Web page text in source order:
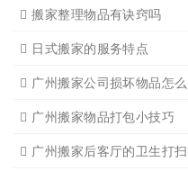
广州搬家怎样选择吉日
怎样选择广州搬家公司靠谱
有关搬家前后的基本常识
搬家过程中出现物品损坏该
搬家当天注意事项有哪些